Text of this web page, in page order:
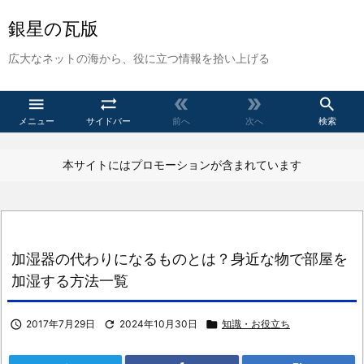
銀星の瓦版
広大なネットの海から、役に立つ情報を拾い上げる

メニュー

サイドバー

前へ

次へ

検索
本サイトにはプロモーションが含まれています
加湿器の代わりになるものとは？身近な物で部屋を
加湿する方法一覧
 2017年7月29日  2024年10月30日  知識・お役立ち